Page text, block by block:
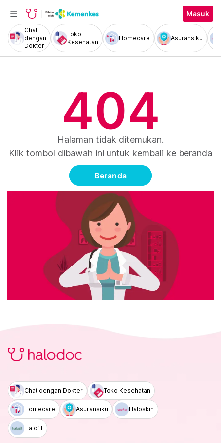
Masuk
Chat
dengan
Dokter
Toko
Kesehatan
Homecare Asuransiku
404
Halaman tidak ditemukan.
Klik tombol dibawah ini untuk kembali ke beranda
Beranda
Chat dengan Dokter Toko Kesehatan
Homecare Asuransiku Haloskin
Halofit